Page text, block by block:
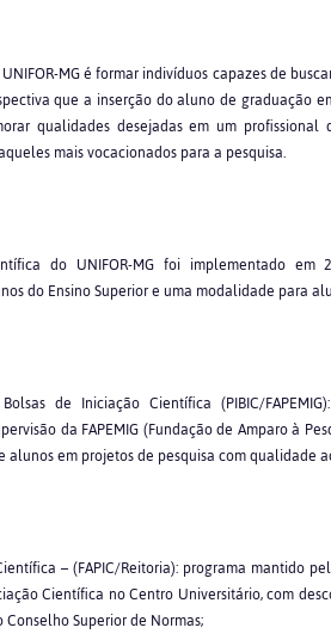
MG é formar indivíduos capazes de
que a inserção do aluno de graduação
qualidades desejadas em um
mais vocacionados para a pesquisa.
do UNIFOR-MG foi implementado em
do Ensino Superior e uma modalidade para
de Iniciação Científica (PIBIC/
da FAPEMIG (Fundação de Amparo à
em projetos de pesquisa com qualidade
– (FAPIC/Reitoria): programa mantido
Científica no Centro Universitário, com
Superior de Normas;